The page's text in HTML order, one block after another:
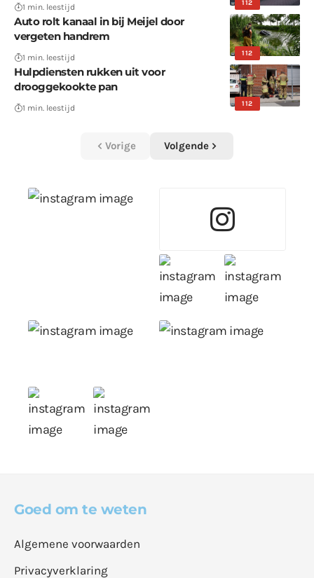
112
1 min. leestijd
112
Auto rolt kanaal in bij Meijel door
vergeten handrem
1 min. leestijd
112
Hulpdiensten rukken uit voor
drooggekookte pan
1 min. leestijd
Vorige Volgende
Goed om te weten
Algemene voorwaarden
Privacyverklaring